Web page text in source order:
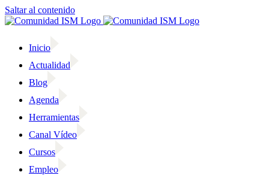
Saltar al contenido
Inicio
Actualidad
Blog
Agenda
Herramientas
Canal Vídeo
Cursos
Empleo